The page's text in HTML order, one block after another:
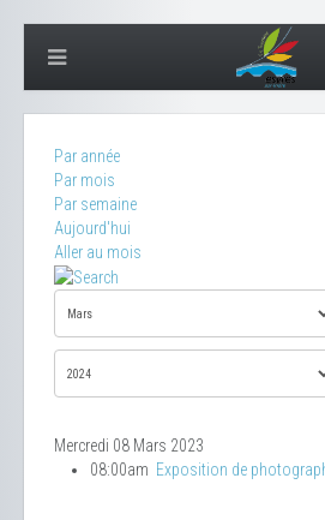
Par année
Par mois
Par semaine
Aujourd'hui
Aller au mois
Mercredi 08 Mars 2023
08:00am Exposition de